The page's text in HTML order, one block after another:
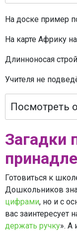
На доске пример
На карте Африку
Длинноносая
Учителя не
Посмотреть
Загадки
Готовиться к
Дошкольников
цифрами, но и с
вас заинтересует
держать ручку». А